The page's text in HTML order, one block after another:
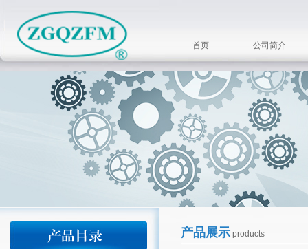
首页 公司简介
产品展示products